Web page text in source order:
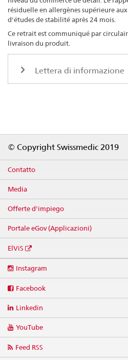
résiduelle en allergènes supérieure
d'études de stabilité après 24 mois.
Ce retrait est communiqué par
livraison du produit.
Lettera di informazione
© Copyright Swissmedic 2019
Contatto
Media
Offerte d'impiego
Portale eGov (Applicazioni)
ElViS
media
Instagram
Facebook
Linkedin
YouTube
Feed RSS